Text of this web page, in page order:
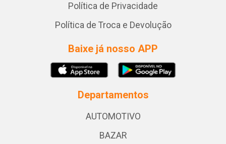
Política de Privacidade
Política de Troca e Devolução
Baixe já nosso APP
Departamentos
AUTOMOTIVO
BAZAR